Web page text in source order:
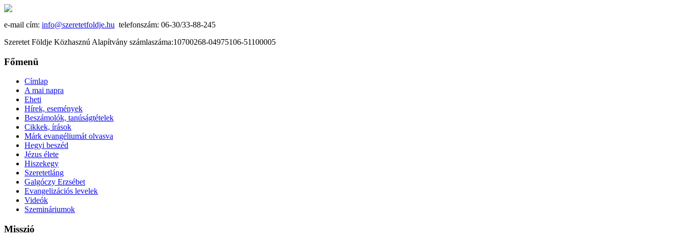
e-mail cím: info@szeretetfoldje.hu telefonszám: 06-30/33-88-245
Szeretet Földje Közhasznú Alapítvány számlaszáma:10700268-04975106-51100005
Főmenü
Címlap
A mai napra
Eheti
Hírek, események
Beszámolók, tanúságtételek
Cikkek, írások
Márk evangéliumát olvasva
Hegyi beszéd
Jézus élete
Hiszekegy
Szeretetláng
Galgóczy Erzsébet
Evangelizációs levelek
Videók
Szemináriumok
Misszió